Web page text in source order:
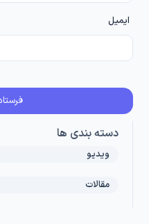
ایمیل
دسته بندی ها
ویدیو
مقالات